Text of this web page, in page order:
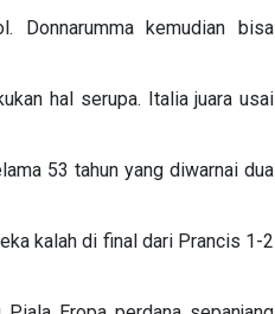
Donnarumma kemudian bisa
hal serupa. Italia juara usai
53 tahun yang diwarnai dua
kalah di final dari Prancis 1-2